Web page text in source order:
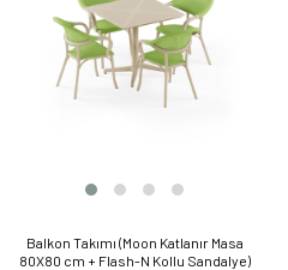
Balkon Takımı (Moon Katlanır Masa
80X80 cm + Flash-N Kollu Sandalye)